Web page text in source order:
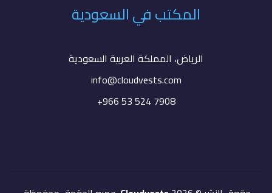
المكتب في السعودية
الرياض، المملكة العربية السعودية
info@cloudvests.com
+966 53 524 7908